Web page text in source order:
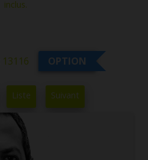
inclus.
13116 OPTION
Liste Suivant